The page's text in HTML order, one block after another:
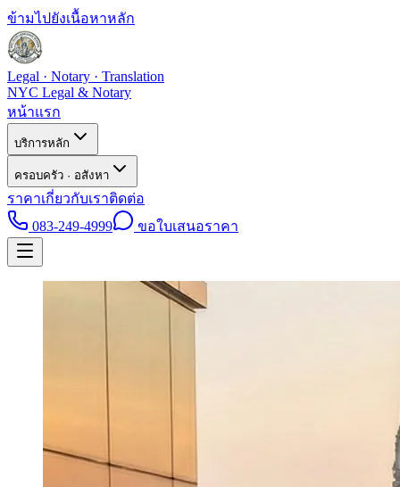
ข้ามไปยังเนื้อหาหลัก
Legal · Notary · Translation
NYC Legal & Notary
หน้าแรก
บริการหลัก
ครอบครัว · อสังหา
ราคาเกี่ยวกับเราติดต่อ
083-249-4999
ขอใบเสนอราคา